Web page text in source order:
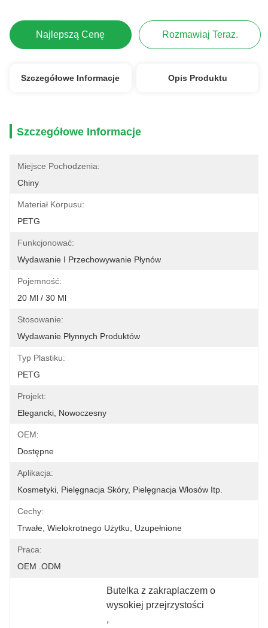
Najlepszą Cenę Rozmawiaj Teraz.
Szczegółowe Informacje Opis Produktu
Szczegółowe Informacje
Miejsce Pochodzenia:
Chiny
Materiał Korpusu:
PETG
Funkcjonować:
Wydawanie I Przechowywanie Płynów
Pojemność:
20 Ml / 30 Ml
Stosowanie:
Wydawanie Płynnych Produktów
Typ Plastiku:
PETG
Projekt:
Elegancki, Nowoczesny
OEM:
Dostępne
Aplikacja:
Kosmetyki, Pielęgnacja Skóry, Pielęgnacja Włosów Itp.
Cechy:
Trwałe, Wielokrotnego Użytku, Uzupełnione
Praca:
OEM .ODM
Butelka z zakraplaczem o
wysokiej przejrzystości
,